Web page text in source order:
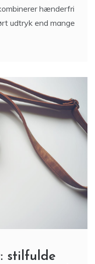
hænderfri
udtryk end mange
stilfulde